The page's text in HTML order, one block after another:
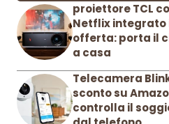
proiettore TCL
Netflix integrato
offerta: porta il
a casa
Telecamera
sconto su
controlla il